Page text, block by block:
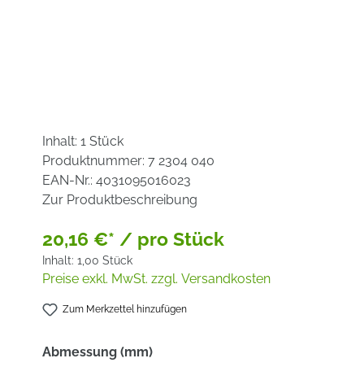
Inhalt: 1 Stück
Produktnummer: 7 2304 040
EAN-Nr.: 4031095016023
Zur Produktbeschreibung
20,16 €* / pro Stück
Inhalt: 1,00 Stück
Preise exkl. MwSt. zzgl. Versandkosten
Zum Merkzettel hinzufügen
Abmessung (mm)auswählen